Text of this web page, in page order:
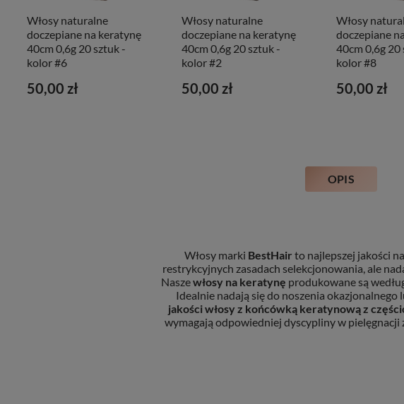
Włosy naturalne
doczepiane na keratynę
40cm 0,6g 20 sztuk -
kolor #6
50,00 zł
Włosy naturalne
doczepiane na keratynę
40cm 0,6g 20 sztuk -
kolor #2
50,00 zł
Włosy
doczepiane
40cm 0,6g 20
kolor #8
50,00 zł
OPIS
Włosy marki BestHair to najlepszej jakości
restrykcyjnych zasadach selekcjonowania, ale
Naszewłosy na keratynę produkowane są
Idealnie nadają się do noszenia
jakości włosy z końcówką keratynowąz
wymagają odpowiedniej dyscypliny w pielęgnacji